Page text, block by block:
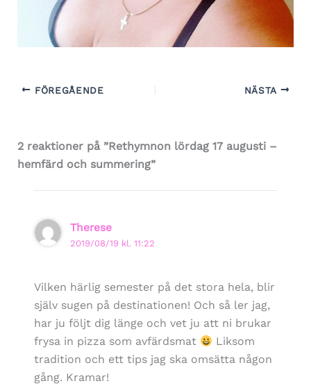
FÖREGÅENDE NÄSTA
2 reaktioner på ”Rethymnon lördag 17 augusti –
hemfärd och summering”
Therese
2019/08/19 kl. 11:22
Vilken härlig semester på det stora hela, blir
själv sugen på destinationen! Och så ler jag,
har ju följt dig länge och vet ju att ni brukar
frysa in pizza som avfärdsmat
Liksom
tradition och ett tips jag ska omsätta någon
gång. Kramar!